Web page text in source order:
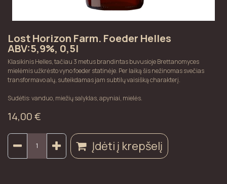
Lost Horizon Farm. Foeder Helles
ABV:5,9%, 0,5l
Klasikinis Helles, tačiau 3 metus brandintas buvusioje Brettanomyces
mielėmis užkrėsto vyno foeder statinėje. Per laiką šis nežinomas svečias
transformavo alų, suteikdamas jam subtilų vaisišką charakterį.
Sudėtis: vanduo, miežių salyklas, apyniai, mielės.
14,00€
Įdėti į krepšelį